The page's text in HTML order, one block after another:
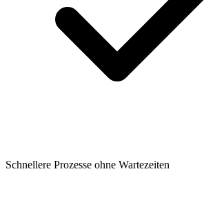
Schnellere Prozesse ohne Wartezeiten